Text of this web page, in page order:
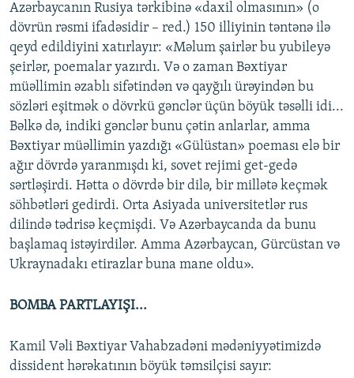
Azərbaycanın Rusiya tərkibinə «daxil olmasının» (o
dövrün rəsmi ifadəsidir – red.) 150 illiyinin təntənə ilə
qeyd edildiyini xatırlayır: «Məlum şairlər bu yubileyə
şeirlər, poemalar yazırdı. Və o zaman Bəxtiyar
müəllimin əzablı sifətindən və qayğılı ürəyindən bu
sözləri eşitmək o dövrkü gənclər üçün böyük təsəlli idi...
Bəlkə də, indiki gənclər bunu çətin anlarlar, amma
Bəxtiyar müəllimin yazdığı «Gülüstan» poeması elə bir
ağır dövrdə yaranmışdı ki, sovet rejimi get-gedə
sərtləşirdi. Hətta o dövrdə bir dilə, bir millətə keçmək
söhbətləri gedirdi. Orta Asiyada universitetlər rus
dilində tədrisə keçmişdi. Və Azərbaycanda da bunu
başlamaq istəyirdilər. Amma Azərbaycan, Gürcüstan və
Ukraynadakı etirazlar buna mane oldu».
BOMBA PARTLAYIŞI...
Kamil Vəli Bəxtiyar Vahabzadəni mədəniyyətimizdə
dissident hərəkatının böyük təmsilçisi sayır: